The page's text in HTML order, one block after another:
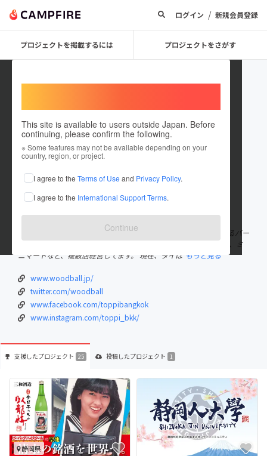
ログイン / 新規会員登録
プロジェクトを掲載するには プロジェクトをさがす
This site is available to users outside Japan. Before
continuing, please confirm the following.
※ Some features may not be available depending on your
country, region, or project.
I agree to the Terms of Use and Privacy Policy.
I agree to the International Support Terms.
Continue
Toppi_bangkok
これまでに25回支援して1件のプロジェクトを投稿しています
在住国：未設定
出身国：日本 出身地：静岡県
タイ・バンコク在住16年のとっぴーです。 タイで、日本人の集まるバー
ウッドボールを4店舗と、他にスナックバー、居酒屋、ラーメン店、ミ
ニマートなど、複数店経営してます。 現在、タイは もっと見る
www.woodball.jp/
twitter.com/woodball
www.facebook.com/toppibangkok
www.instagram.com/toppi_bkk/
支援したプロジェクト 25 投稿したプロジェクト 1
静岡県